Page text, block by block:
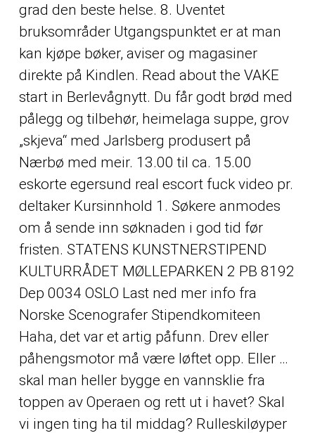
grad den beste helse. 8. Uventet
bruksområder Utgangspunktet er at man
kan kjøpe bøker, aviser og magasiner
direkte på Kindlen. Read about the VAKE
start in Berlevågnytt. Du får godt brød med
pålegg og tilbehør, heimelaga suppe, grov
„skjeva“ med Jarlsberg produsert på
Nærbø med meir. 13.00 til ca. 15.00
eskorte egersund real escort fuck video pr.
deltaker Kursinnhold 1. Søkere anmodes
om å sende inn søknaden i god tid før
fristen. STATENS KUNSTNERSTIPEND
KULTURRÅDET MØLLEPARKEN 2 PB 8192
Dep 0034 OSLO Last ned mer info fra
Norske Scenografer Stipendkomiteen
Haha, det var et artig påfunn. Drev eller
påhengsmotor må være løftet opp. Eller …
skal man heller bygge en vannsklie fra
toppen av Operaen og rett ut i havet? Skal
vi ingen ting ha til middag? Rulleskiløyper